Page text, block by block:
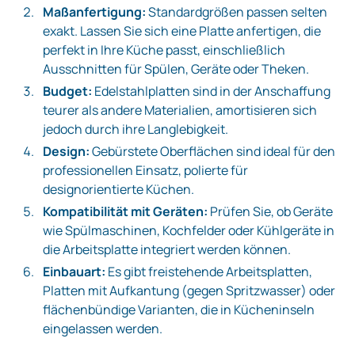
Maßanfertigung:Standardgrößen passen selten
exakt. Lassen Sie sich eine Platte anfertigen, die
perfekt in Ihre Küche passt, einschließlich
Ausschnitten für Spülen, Geräte oder Theken.
Budget: Edelstahlplatten sind in der Anschaffung
teurer als andere Materialien, amortisieren sich
jedoch durch ihre Langlebigkeit.
Design:Gebürstete Oberflächen sind ideal für den
professionellen Einsatz, polierte für
designorientierte Küchen.
Kompatibilität mit Geräten: Prüfen Sie, ob Geräte
wie Spülmaschinen, Kochfelder oder Kühlgeräte in
die Arbeitsplatte integriert werden können.
Einbauart: Es gibt freistehende Arbeitsplatten,
Platten mit Aufkantung (gegen Spritzwasser) oder
flächenbündige Varianten, die in Kücheninseln
eingelassen werden.